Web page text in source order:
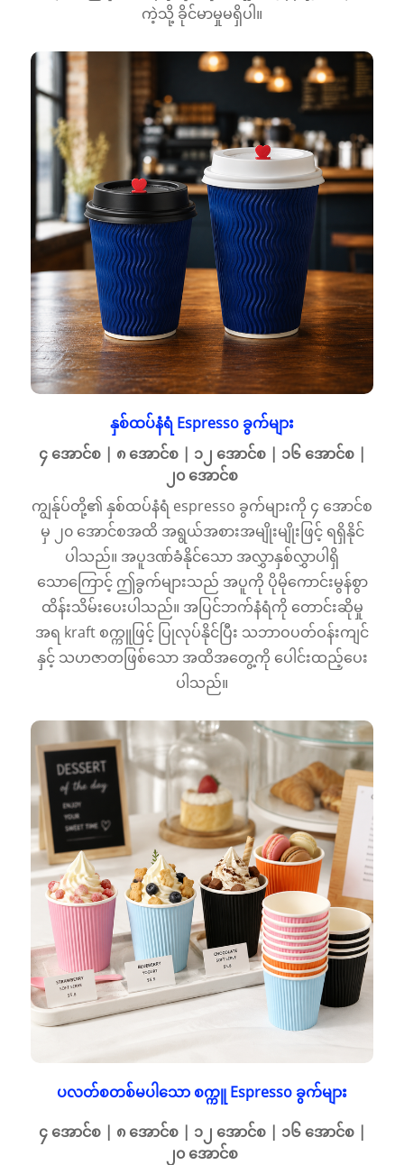
ကဲ့သို့ ခိုင်မာမှုမရှိပါ။
နှစ်ထပ်နံရံ Espresso ခွက်များ
၄ အောင်စ | ၈ အောင်စ | ၁၂ အောင်စ | ၁၆ အောင်စ |
၂၀ အောင်စ
ကျွန်ုပ်တို့၏ နှစ်ထပ်နံရံ espresso ခွက်များကို ၄ အောင်စ
မှ ၂၀ အောင်စအထိ အရွယ်အစားအမျိုးမျိုးဖြင့် ရရှိနိုင်
ပါသည်။ အပူဒဏ်ခံနိုင်သော အလွှာနှစ်လွှာပါရှိ
သောကြောင့် ဤခွက်များသည် အပူကို ပိုမိုကောင်းမွန်စွာ
ထိန်းသိမ်းပေးပါသည်။ အပြင်ဘက်နံရံကို တောင်းဆိုမှု
အရ kraft စက္ကူဖြင့် ပြုလုပ်နိုင်ပြီး သဘာဝပတ်ဝန်းကျင်
နှင့် သဟဇာတဖြစ်သော အထိအတွေ့ကို ပေါင်းထည့်ပေး
ပါသည်။
ပလတ်စတစ်မပါသော စက္ကူ Espresso ခွက်များ
၄ အောင်စ | ၈ အောင်စ | ၁၂ အောင်စ | ၁၆ အောင်စ |
၂၀ အောင်စ